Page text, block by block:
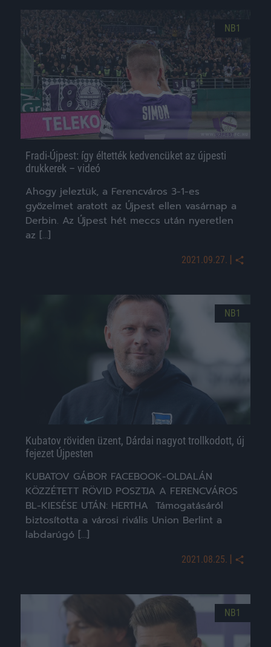
NB1
Fradi-Újpest: így éltették kedvencüket az újpesti
drukkerek – videó
Ahogy jeleztük, a Ferencváros 3-1-es
győzelmet aratott az Újpest ellen vasárnap a
Derbin. Az Újpest hét meccs után nyeretlen
az […]
2021.09.27. |
NB1
Kubatov röviden üzent, Dárdai nagyot trollkodott, új
fejezet Újpesten
KUBATOV GÁBOR FACEBOOK-OLDALÁN
KÖZZÉTETT RÖVID POSZTJA A FERENCVÁROS
BL-KIESÉSE UTÁN: HERTHA Támogatásáról
biztosította a városi rivális Union Berlint a
labdarúgó […]
2021.08.25. |
NB1